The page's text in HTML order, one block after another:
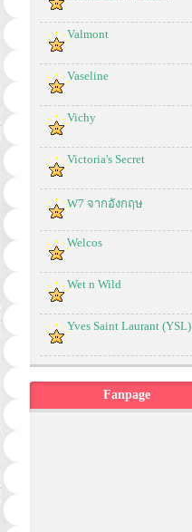
Valmont
Vaseline
Vichy
Victoria's Secret
W7 จากอังกฤษ
Welcos
Wet n Wild
Yves Saint Laurant (YSL)
Fanpage